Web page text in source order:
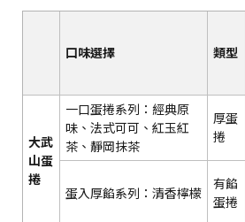
口味選擇 類型
大武
山蛋
捲
一口蛋捲系列：經典原
味、法式可可、紅玉紅
茶、靜岡抹茶
厚蛋
捲
蛋入厚餡系列：清香檸檬
有餡
蛋捲